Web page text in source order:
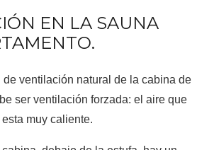
EN LA SAUNA
de ventilación natural de la cabina de
ser ventilación forzada: el aire que
muy caliente.